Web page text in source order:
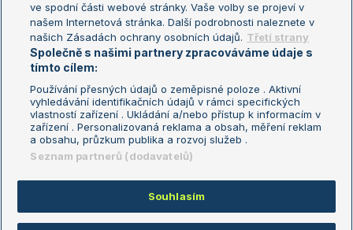
Fotbalové přestupy
Livesport Daily
LS Prague Open
Podmínky užití
Nastavení soukromí
GDPR a žurnalistika
Reklama
Kontakt
Informace o zpracování osobních
údajů
Copyright © 2008-2026 TenisPortal.cz. Využíváme zpravodajství ČTK.
ve spodní části webové stránky. Vaše volby se projeví v
našem Internetová stránka. Další podrobnosti naleznete v
našich Zásadách ochrany osobních údajů. Třetí strany
Společně s našimi partnery zpracováváme údaje s
tímto cílem:
Používání přesných údajů o zeměpisné poloze . Aktivní
vyhledávání identifikačních údajů v rámci specifických
vlastností zařízení . Ukládání a/nebo přístup k informacím v
zařízení . Personalizovaná reklama a obsah, měření reklam
a obsahu, průzkum publika a rozvoj služeb .
Seznam partnerů (dodavatelů)
Souhlasím